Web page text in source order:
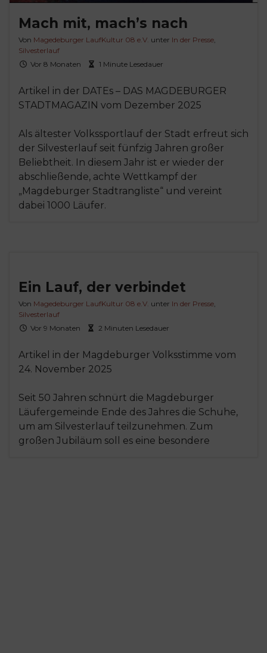
Mach mit, mach’s nach
Von Magedeburger LaufKultur 08 e.V. unter In der Presse,
Silvesterlauf
Vor 8 Monaten
1 Minute Lesedauer
Artikel in der DATEs – DAS MAGDEBURGER
STADTMAGAZIN vom Dezember 2025
Als ältester Volkssportlauf der Stadt erfreut sich
der Silvesterlauf seit fünfzig Jahren großer
Beliebtheit. In diesem Jahr ist er wieder der
abschließende, achte Wettkampf der
„Magdeburger Stadtrangliste“ und vereint
dabei 1000 Läufer.
Ein Lauf, der verbindet
Von Magedeburger LaufKultur 08 e.V. unter In der Presse,
Silvesterlauf
Vor 9 Monaten
2 Minuten Lesedauer
Artikel in der Magdeburger Volksstimme vom
24. November 2025
Seit 50 Jahren schnürt die Magdeburger
Läufergemeinde Ende des Jahres die Schuhe,
um am Silvesterlauf teilzunehmen. Zum
großen Jubiläum soll es eine besondere